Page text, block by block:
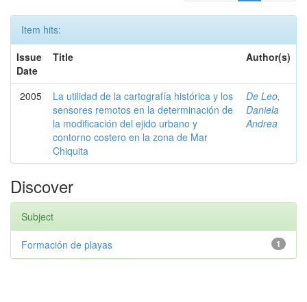
Item hits:
Issue
Date
Title Author(s)
2005
La utilidad de la cartografía histórica y los
sensores remotos en la determinación de
la modificación del ejido urbano y
contorno costero en la zona de Mar
Chiquita
De Leo,
Daniela
Andrea
Discover
Subject
1
Formación de playas